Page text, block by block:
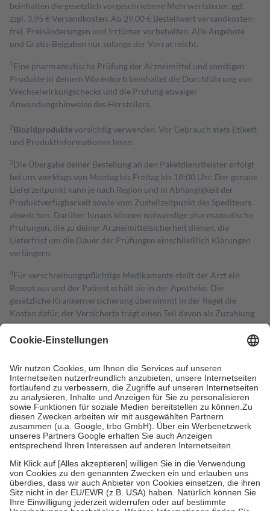
beinhalten die gesetzlich vorgeschriebene Mehrwertsteuer, ggf.
zzgl. 3,95 € Versandkosten. Ab 29,00 € Bestell­wert versand­kosten­
frei. Preisänderungen und Irrtümer vorbehalten. Alle Angebote
und Gratis-Beigaben nur solange der Vorrat reicht.
1 Eine pharmazeutische Prüfung der Arzneimittel und sonstigen
Produkte in deinem Warenkorb beinhaltet die Durchführung von
Wechselwirkungschecks und die Prüfung etwaiger
Anwendungshinweise des Herstellers.
2Biozidproduktevorsichtig verwenden. Vor Gebrauch stets Etikett
und Produktinformationen lesen.
3Die Übergabe deiner Bestellung an den Paketdienstleister erfolgt
bei uns werktags von Montag bis Freitag bis 18:00 Uhr. Der genaue
Lieferzeitpunkt kann je nach Region und in Abhängigkeit der
Produktverfügbarkeit sowie vom Zustellzeitpunkt des Spediteurs
abweichen. Darüber hinaus können notwendige pharmazeutische
Prüfungen, die zu deiner Arzneimittelsicherheit dienen, die
Lieferfrist um die Dauer der Prüfungen einschließlich Klärungen
verlängern.
4Für verschreibungspflichtige Medikamente stellt der Arzt ein
Rezept aus und der Patient erhält sie in der Apotheke. Die
gesetzliche Krankenversicherung übernimmt in der Regel die
Kosten dafür, der Versicherte trägt einen Teil davon als Zuzahlung
mit.
Grundsätzlich leisten Mitglieder Zuzahlungen in Höhe von zehn
höchstens zehn Euro.
Es sind jedoch nie mehr als die tatsächlichen
Kosten der Leistung zu entrichten.
Diese Regeln gelten grundsätzlich auch für Online-Apotheken.
Bei Heilmitteln und häuslicher Krankenpflege beträgt die
Zuzahlung zehn Prozent der Kosten sowie zehn Euro je
Verordnung.
Um das Engagement der Versicherten für ihre eigene Gesundheit zu
stärken und die besondere Stellung der Familie zu unterstützen,
fallenkeine Zuzahlungenan bei:
• Kindern und Jugendlichen bis zum vollendeten 18. Lebensjahr
mit Ausnahme der Fahrkosten
• Untersuchungen zur Vorsorge und Früherkennung, die von der